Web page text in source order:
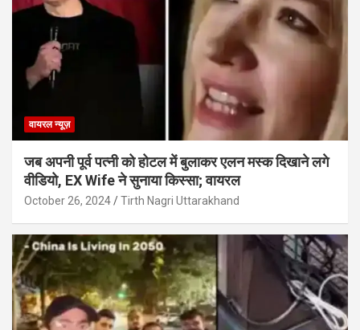
वायरल न्यूज़
जब अपनी पूर्व पत्नी को होटल में बुलाकर एलन मस्क दिखाने लगे
वीडियो, EX Wife ने सुनाया किस्सा; वायरल
October 26, 2024 Tirth Nagri Uttarakhand